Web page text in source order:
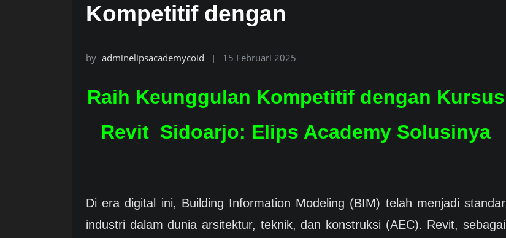
Kompetitif dengan
by adminelipsacademycoid 15 Februari 2025
Raih Keunggulan Kompetitif dengan Kursus
Revit Sidoarjo: Elips Academy Solusinya
Di era digital ini, Building Information Modeling (BIM) telah menjadi standar
industri dalam dunia arsitektur, teknik, dan konstruksi (AEC). Revit, sebagai